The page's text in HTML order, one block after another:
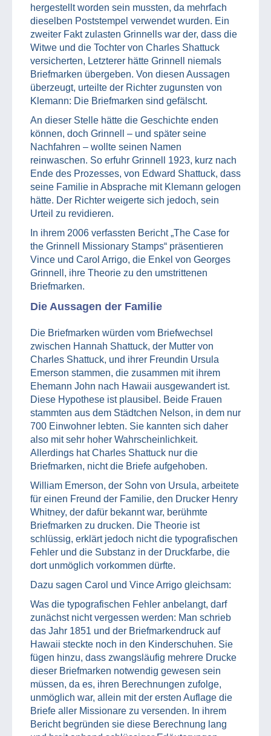
hergestellt worden sein mussten, da mehrfach
dieselben Poststempel verwendet wurden. Ein
zweiter Fakt zulasten Grinnells war der, dass die
Witwe und die Tochter von Charles Shattuck
versicherten, Letzterer hätte Grinnell niemals
Briefmarken übergeben. Von diesen Aussagen
überzeugt, urteilte der Richter zugunsten von
Klemann: Die Briefmarken sind gefälscht.
An dieser Stelle hätte die Geschichte enden
können, doch Grinnell – und später seine
Nachfahren – wollte seinen Namen
reinwaschen. So erfuhr Grinnell 1923, kurz nach
Ende des Prozesses, von Edward Shattuck, dass
seine Familie in Absprache mit Klemann gelogen
hätte. Der Richter weigerte sich jedoch, sein
Urteil zu revidieren.
In ihrem 2006 verfassten Bericht „The Case for
the Grinnell Missionary Stamps“ präsentieren
Vince und Carol Arrigo, die Enkel von Georges
Grinnell, ihre Theorie zu den umstrittenen
Briefmarken.
Die Aussagen der Familie
Die Briefmarken würden vom Briefwechsel
zwischen Hannah Shattuck, der Mutter von
Charles Shattuck, und ihrer Freundin Ursula
Emerson stammen, die zusammen mit ihrem
Ehemann John nach Hawaii ausgewandert ist.
Diese Hypothese ist plausibel. Beide Frauen
stammten aus dem Städtchen Nelson, in dem nur
700 Einwohner lebten. Sie kannten sich daher
also mit sehr hoher Wahrscheinlichkeit.
Allerdings hat Charles Shattuck nur die
Briefmarken, nicht die Briefe aufgehoben.
William Emerson, der Sohn von Ursula, arbeitete
für einen Freund der Familie, den Drucker Henry
Whitney, der dafür bekannt war, berühmte
Briefmarken zu drucken. Die Theorie ist
schlüssig, erklärt jedoch nicht die typografischen
Fehler und die Substanz in der Druckfarbe, die
dort unmöglich vorkommen dürfte.
Dazu sagen Carol und Vince Arrigo gleichsam:
Was die typografischen Fehler anbelangt, darf
zunächst nicht vergessen werden: Man schrieb
das Jahr 1851 und der Briefmarkendruck auf
Hawaii steckte noch in den Kinderschuhen. Sie
fügen hinzu, dass zwangsläufig mehrere Drucke
dieser Briefmarken notwendig gewesen sein
müssen, da es, ihren Berechnungen zufolge,
unmöglich war, allein mit der ersten Auflage die
Briefe aller Missionare zu versenden. In ihrem
Bericht begründen sie diese Berechnung lang